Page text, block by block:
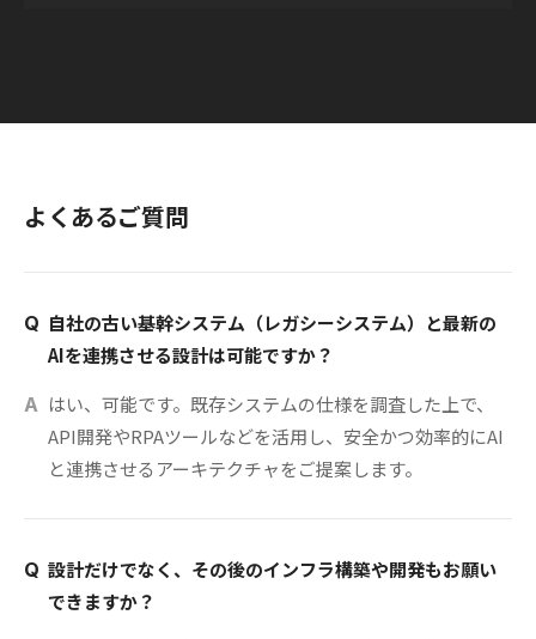
よくあるご質問
Q 自社の古い基幹システム（レガシーシステム）と最新の
AIを連携させる設計は可能ですか？
A はい、可能です。既存システムの仕様を調査した上で、
API開発やRPAツールなどを活用し、安全かつ効率的にAI
と連携させるアーキテクチャをご提案します。
Q 設計だけでなく、その後のインフラ構築や開発もお願い
できますか？